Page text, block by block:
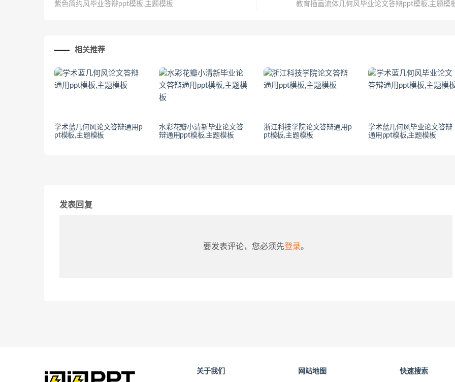
紫色简约风毕业答辩ppt模板,主题模板
教育插画流体几何风毕业论文答辩ppt模板,主题模
相关推荐
学术蓝几何风论文答辩通用p
pt模板,主题模板
水彩花瓣小清新毕业论文答
辩通用ppt模板,主题模板
浙江科技学院论文答辩通用p
pt模板,主题模板
学术蓝几何风毕业论文答辩
通用ppt模板,主题模板
发表回复
要发表评论，您必须先登录。
关于我们 网站地图 快速搜索